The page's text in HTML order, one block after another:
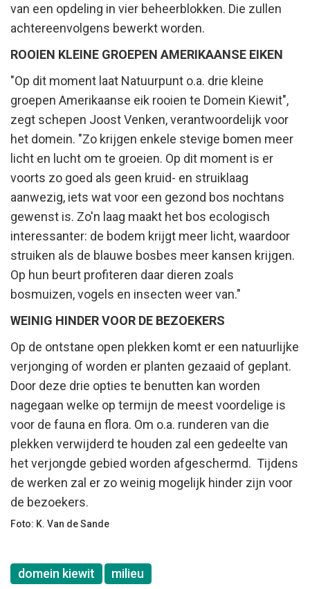
van een opdeling in vier beheerblokken. Die zullen
achtereenvolgens bewerkt worden.
ROOIEN KLEINE GROEPEN AMERIKAANSE EIKEN
"Op dit moment laat Natuurpunt o.a. drie kleine
groepen Amerikaanse eik rooien te Domein Kiewit",
zegt schepen Joost Venken, verantwoordelijk voor
het domein. "Zo krijgen enkele stevige bomen meer
licht en lucht om te groeien. Op dit moment is er
voorts zo goed als geen kruid- en struiklaag
aanwezig, iets wat voor een gezond bos nochtans
gewenst is. Zo'n laag maakt het bos ecologisch
interessanter: de bodem krijgt meer licht, waardoor
struiken als de blauwe bosbes meer kansen krijgen.
Op hun beurt profiteren daar dieren zoals
bosmuizen, vogels en insecten weer van."
WEINIG HINDER VOOR DE BEZOEKERS
Op de ontstane open plekken komt er een natuurlijke
verjonging of worden er planten gezaaid of geplant.
Door deze drie opties te benutten kan worden
nagegaan welke op termijn de meest voordelige is
voor de fauna en flora. Om o.a. runderen van die
plekken verwijderd te houden zal een gedeelte van
het verjongde gebied worden afgeschermd. Tijdens
de werken zal er zo weinig mogelijk hinder zijn voor
de bezoekers.
Foto: K. Van de Sande
domein kiewit milieu